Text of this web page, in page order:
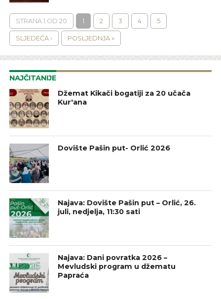
STRANA 1 OD 20 1 2 3 4 5
SLJEDEĆA › POSLJEDNJA »
NAJČITANIJE
Džemat Kikači bogatiji za 20 učača
Kur'ana
Dovište Pašin put- Orlić 2026
Najava: Dovište Pašin put – Orlić, 26.
juli, nedjelja, 11:30 sati
Najava: Dani povratka 2026 –
Mevludski program u džematu
Papraća